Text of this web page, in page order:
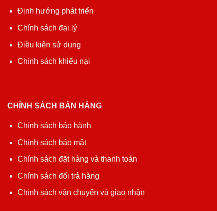
Định hướng phát triển
Chính sách đại lý
Điều kiện sử dụng
Chính sách khiếu nại
CHÍNH SÁCH BÁN HÀNG
Chính sách bảo hành
Chính sách bảo mật
Chính sách đặt hàng và thanh toán
Chính sách đổi trả hàng
Chính sách vận chuyển và giao nhận